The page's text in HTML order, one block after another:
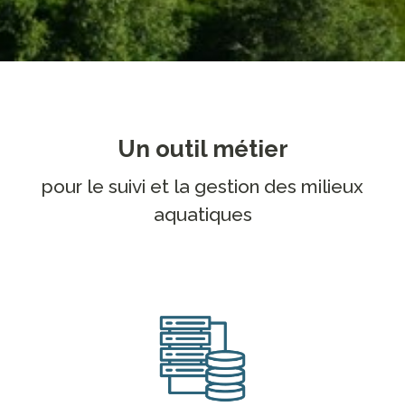
Un outil métier
pour le suivi et la gestion des milieux
aquatiques